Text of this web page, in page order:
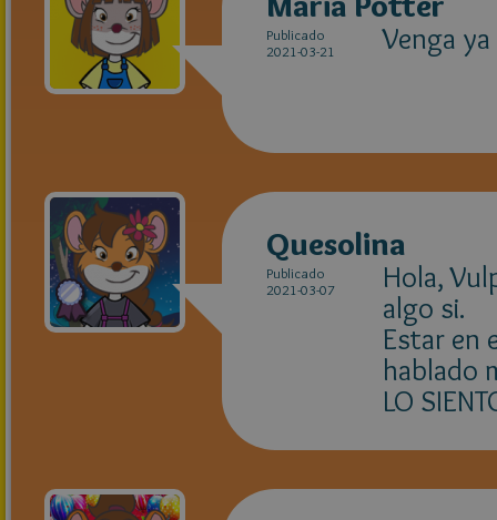
Publicado
2021-03-21
Venga
Quesolina
Publicado
2021-03-07
Hola,
algo si.
Estar en
hablado
LO